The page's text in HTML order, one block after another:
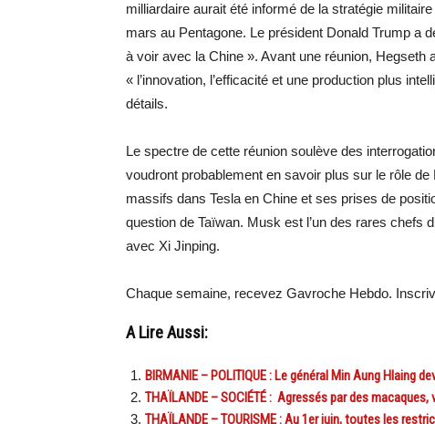
milliardaire aurait été informé de la stratégie
mars au Pentagone. Le président Donald Trump a
à voir avec la Chine ». Avant une réunion, Hegseth
« l’innovation, l’efficacité et une production plus
détails.
Le spectre de cette réunion soulève des
voudront probablement en savoir plus sur le rôle
massifs dans Tesla en Chine et ses prises de
question de Taïwan. Musk est l’un des rares chefs
avec Xi Jinping.
Chaque semaine, recevez Gavroche Hebdo.
A Lire Aussi:
BIRMANIE – POLITIQUE : Le général Min Aung Hlaing
THAÏLANDE – SOCIÉTÉ : Agressés par des
THAÏLANDE – TOURISME : Au 1er juin, toutes les